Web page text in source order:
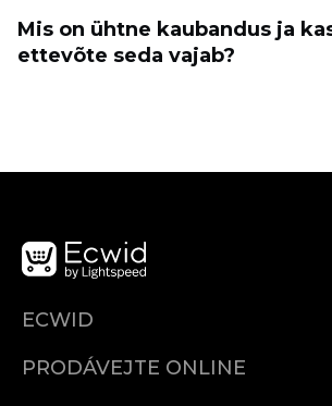
Mis on ühtne kaubandus ja
ettevõte seda vajab?
ECWID
Ceny
PRODÁVEJTE ONLINE